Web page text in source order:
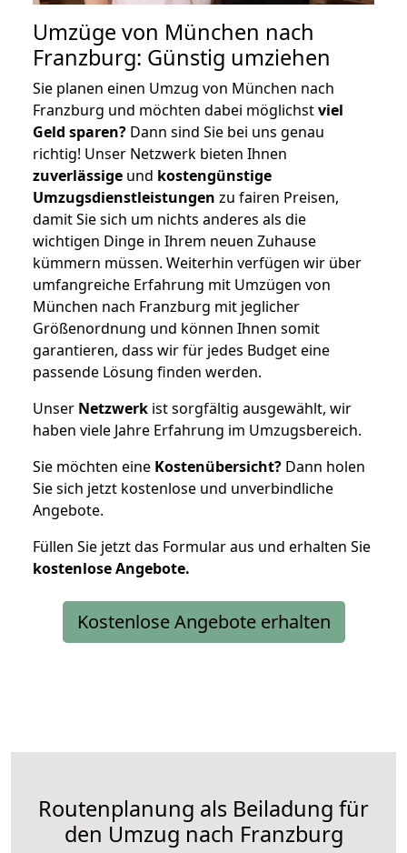
Umzüge von München nach
Franzburg: Günstig umziehen
Sie planen einen Umzug von München nach
Franzburg und möchten dabei möglichstviel
Geld sparen? Dann sind Sie bei uns genau
richtig! Unser Netzwerk bieten Ihnen
zuverlässige und kostengünstige
Umzugsdienstleistungen zu fairen Preisen,
damit Sie sich um nichts anderes als die
wichtigen Dinge in Ihrem neuen Zuhause
kümmern müssen. Weiterhin verfügen wir über
umfangreiche Erfahrung mit Umzügen von
München nach Franzburg mit jeglicher
Größenordnung und können Ihnen somit
garantieren, dass wir für jedes Budget eine
passende Lösung finden werden.
Unser Netzwerk ist sorgfältig ausgewählt, wir
haben viele Jahre Erfahrung im Umzugsbereich.
Sie möchten eine Kostenübersicht? Dann holen
Sie sich jetzt kostenlose und unverbindliche
Angebote.
Füllen Sie jetzt das Formular aus und erhalten Sie
kostenloseAngebote.
Kostenlose Angebote erhalten
Routenplanung als Beiladung für
den Umzug nach Franzburg